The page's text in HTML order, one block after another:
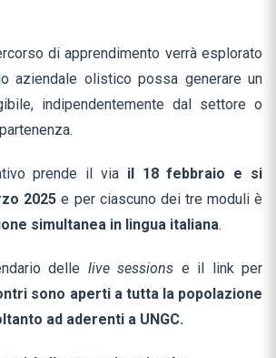
di apprendimento verrà esplorato
aziendale olistico possa generare un
indipendentemente dal settore o
prende il via il 18 febbraio e si
2025 e per ciascuno dei tre moduli è
simultanea in lingua italiana.
delle live sessions e il link per
sono aperti a tutta la popolazione
ad aderenti a UNGC.